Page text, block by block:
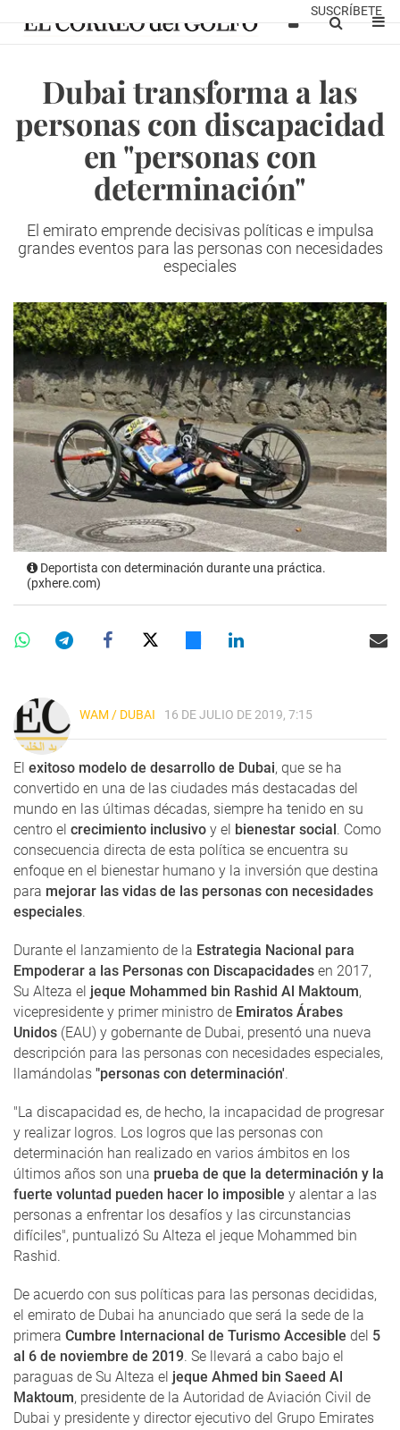
SUSCRÍBETE
Dubai transforma a las
personas con discapacidad
en "personas con
determinación"
El emirato emprende decisivas políticas e impulsa
grandes eventos para las personas con necesidades
especiales
Deportista con determinación durante una práctica.
(pxhere.com)
WAM / DUBAI 16 DE JULIO DE 2019, 7:15
El exitoso modelo de desarrollo de Dubai, que se ha
convertido en una de las ciudades más destacadas del
mundo en las últimas décadas, siempre ha tenido en su
centro el crecimiento inclusivo y el bienestar social. Como
consecuencia directa de esta política se encuentra su
enfoque en el bienestar humano y la inversión que destina
para mejorar las vidas de las personas con necesidades
especiales.
Durante el lanzamiento de la Estrategia Nacional para
Empoderar a las Personas con Discapacidades en 2017,
Su Alteza el jeque Mohammed bin Rashid Al Maktoum,
vicepresidente y primer ministro de Emiratos Árabes
Unidos (EAU) y gobernante de Dubai, presentó una nueva
descripción para las personas con necesidades especiales,
llamándolas "personas con determinación'.
"La discapacidad es, de hecho, la incapacidad de progresar
y realizar logros. Los logros que las personas con
determinación han realizado en varios ámbitos en los
últimos años son una prueba de que la determinación y la
fuerte voluntad pueden hacer lo imposible y alentar a las
personas a enfrentar los desafíos y las circunstancias
difíciles", puntualizó Su Alteza el jeque Mohammed bin
Rashid.
De acuerdo con sus políticas para las personas decididas,
el emirato de Dubai ha anunciado que será la sede de la
primera Cumbre Internacional de Turismo Accesible del 5
al 6 de noviembre de 2019. Se llevará a cabo bajo el
paraguas de Su Alteza el jeque Ahmed bin Saeed Al
Maktoum, presidente de la Autoridad de Aviación Civil de
Dubai y presidente y director ejecutivo del Grupo Emirates